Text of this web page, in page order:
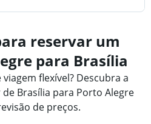
reservar um
para Brasília
flexível? Descubra a
Brasília para Porto Alegre
de preços.